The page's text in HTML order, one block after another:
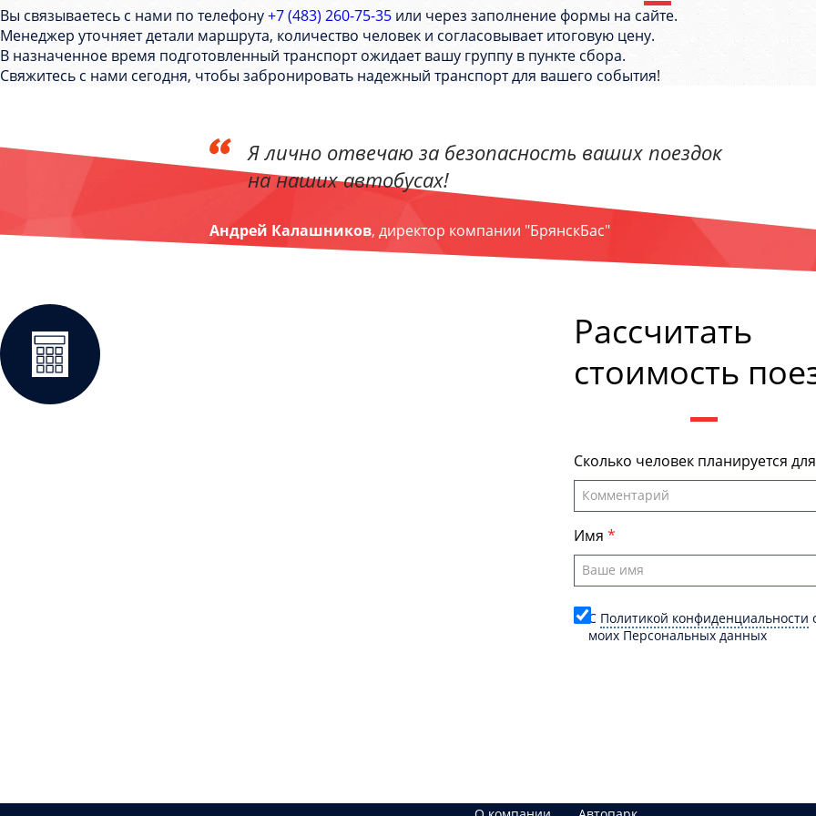
Вы связываетесь с нами по телефону+7 (483) 260-75-35 или через заполнение формы на сайте.
Менеджер уточняет детали маршрута, количество человек и согласовывает итоговую цену.
В назначенное время подготовленный транспорт ожидает вашу группу в пункте сбора.
Свяжитесь с нами сегодня, чтобы забронировать надежный транспорт для вашего события!
Я лично отвечаю за безопасность ваших поездок
на наших автобусах!
Андрей Калашников, директор компании "БрянскБас"
Рассчитать
стоимость
Сколько человек планируется
Имя
C Политикой конфиденциальности
моих Персональных данных